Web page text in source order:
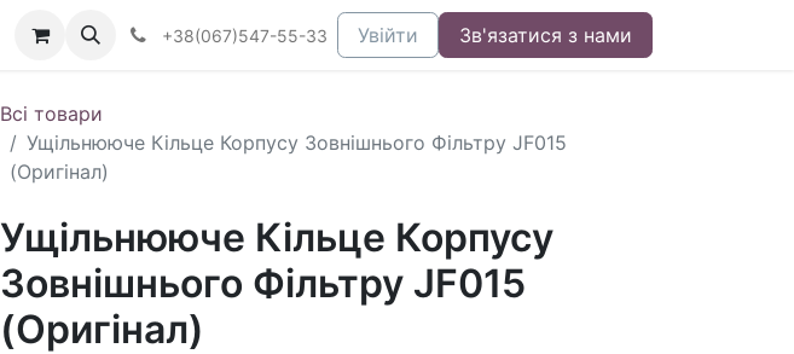
+38(067)547-55-33 Увійти Зв'язатися з нами
Всі товари
Ущільнююче Кільце Корпусу Зовнішнього Фільтру JF015
(Оригінал)
Ущільнююче Кільце Корпусу
Зовнішнього Фільтру JF015
(Оригінал)